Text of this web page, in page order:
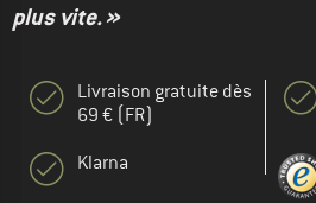
plus vite. »
Livraison gratuite dès
69 € (FR)
Klarna